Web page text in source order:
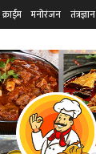
क्राईम मनोरंजन तंत्रज्ञान